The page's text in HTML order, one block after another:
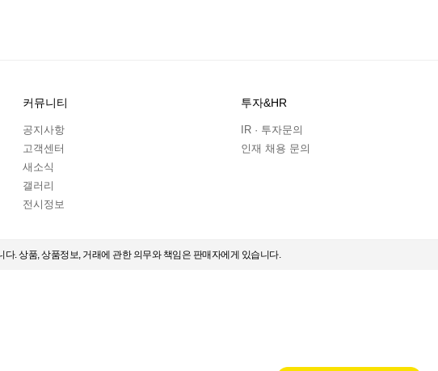
커뮤니티
공지사항
고객센터
새소식
갤러리
전시정보
투자&HR
IR · 투자문의
인재 채용 문의
. 상품, 상품정보, 거래에 관한 의무와 책임은 판매자에게 있습니다.